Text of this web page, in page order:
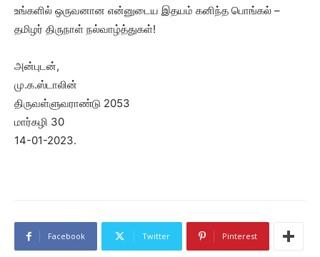
உங்களில் ஒருவனான என்னுடைய இதயம் கனிந்த பொங்கல் –
தமிழர் திருநாள் நல்வாழ்த்துகள்!
அன்புடன்,
மு.க.ஸ்டாலின்
திருவள்ளுவராண்டு 2053
மார்கழி 30
14-01-2023.
Facebook Twitter Pinterest